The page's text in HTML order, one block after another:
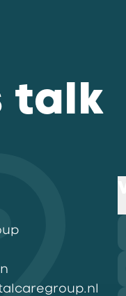
talk